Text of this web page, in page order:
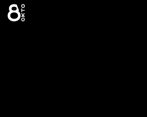
Zum
Inhalt
springen